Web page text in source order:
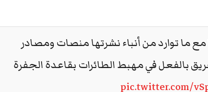
ما توارد من أنباء نشرتها منصات ومصادر
حريق بالفعل في مهبط الطائرات بقاعدة الجفرة
pic.twitter.com/